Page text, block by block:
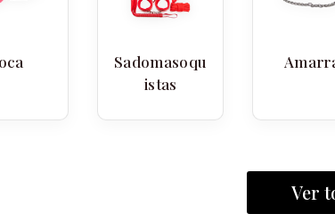
Sadomasoqu
istas
Ver